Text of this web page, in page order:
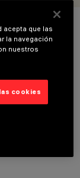
acepta que las
la navegación
nuestros
cookies